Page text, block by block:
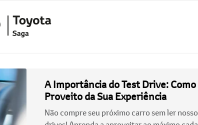
A Importância do Test Drive:
Proveito da Sua Experiência
Não compre seu próximo carro sem ler